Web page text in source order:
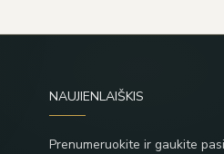
NAUJIENLAIŠKIS
Prenumeruokite ir gaukite